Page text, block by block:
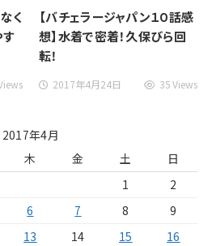
く
【バチェラージャパン１０話感
想】水着で密着！久保びら回
転！
2017年4月24日 35 Views
2017年4月
木 金 土
日
1
2
6 7 8
9
13 14 15
16